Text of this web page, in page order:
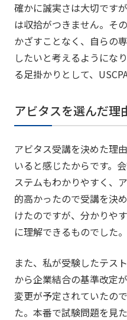
確かに誠実さは大切です
は収拾がつきません。そ
かざすことなく、自らの
したいと考えるようにな
る足掛かりとして、
アビタスを選んだ理
アビタス受講を決めた理
いると感じたからです。
ステムもわかりやすく、
的高かったので受講を決
けたのですが、分かりや
に理解できるものでした。
また、私が受験したテス
から企業結合の基準改定
変更が予定されていたの
た。本番で試験問題を見